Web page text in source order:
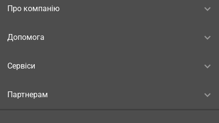
Про компанію
Допомога
Сервіси
Партнерам